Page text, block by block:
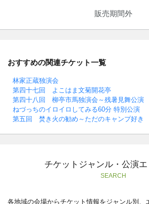
販売期間外
おすすめの関連チケット一覧
林家正蔵独演会
第四十七回 よこはま文菊開花亭
第四十八回 柳亭市馬独演会～残暑見舞公演
ねづっちのイロイロしてみる60分 特別公演
第五回 焚き火の勧め～ただのキャンプ好き
チケットジャンル・公演
SEARCH
各地域の会場からチケット情報をジャンル別、